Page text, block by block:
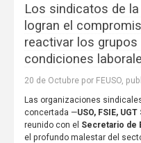
Los sindicatos de
logran el
reactivar los
condiciones
20 de Octubre por FEUSO,
Las organizaciones
concertada —USO, FSIE,
reunido con el Secretario de
el profundo malestar del